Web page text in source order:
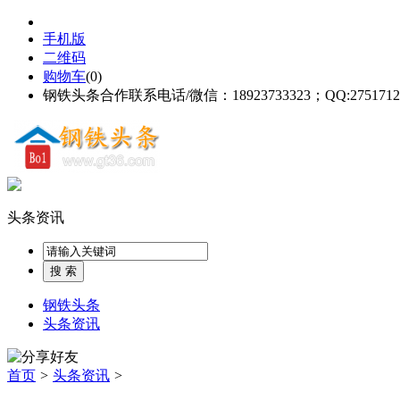
手机版
二维码
购物车(0)
钢铁头条合作联系电话/微信：18923733323；
头条资讯
钢铁头条
头条资讯
首页 > 头条资讯 >